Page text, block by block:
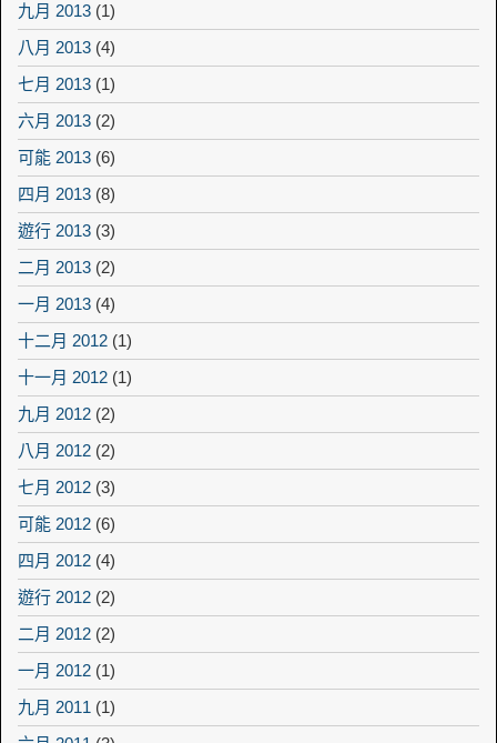
九月 2013 (1)
八月 2013 (4)
七月 2013 (1)
六月 2013 (2)
可能 2013 (6)
四月 2013 (8)
遊行 2013 (3)
二月 2013 (2)
一月 2013 (4)
十二月 2012 (1)
十一月 2012 (1)
九月 2012 (2)
八月 2012 (2)
七月 2012 (3)
可能 2012 (6)
四月 2012 (4)
遊行 2012 (2)
二月 2012 (2)
一月 2012 (1)
九月 2011 (1)